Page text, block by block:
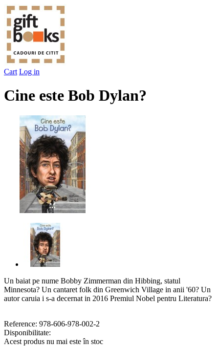
Cart Log in
Cine este Bob Dylan?
Un baiat pe nume Bobby Zimmerman din Hibbing, statul
Minnesota? Un cantaret folk din Greenwich Village in anii '60? Un
autor caruia i s-a decernat in 2016 Premiul Nobel pentru Literatura?
Reference: 978-606-978-002-2
Disponibilitate:
Acest produs nu mai este în stoc